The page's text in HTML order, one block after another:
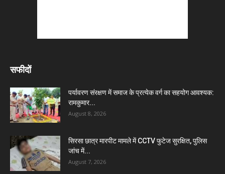
सफीदों
पर्यावरण संरक्षण में समाज के प्रत्येक वर्ग का सहयोग आवश्यक:
रामकुमार...
August 8, 2026
सिरसा छात्र मारपीट मामले में CCTV फुटेज सुरक्षित, पुलिस
जांच में...
August 7, 2026